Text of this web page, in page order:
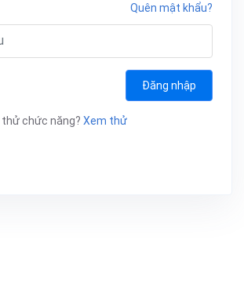
Quên mật khẩu?
Đăng nhập
thử chức năng? Xem thử